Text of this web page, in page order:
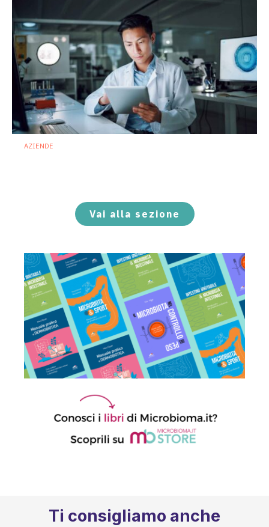
AZIENDE
Vai alla sezione
Ti consigliamo anche